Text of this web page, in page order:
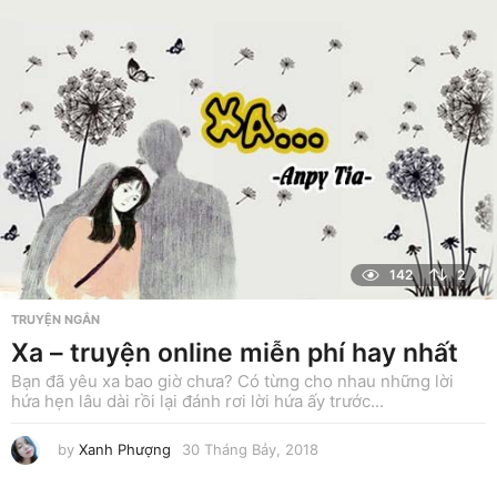
8
142 2
TRUYỆN NGẮN
Xa – truyện online miễn phí hay nhất
Bạn đã yêu xa bao giờ chưa? Có từng cho nhau những lời
hứa hẹn lâu dài rồi lại đánh rơi lời hứa ấy trước...
by Xanh Phượng 30 Tháng Bảy, 2018